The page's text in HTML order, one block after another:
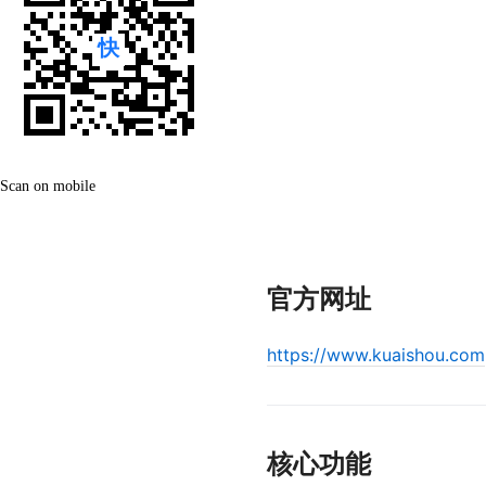
Scan on mobile
官方网址
https://www.kuaishou.com
核心功能